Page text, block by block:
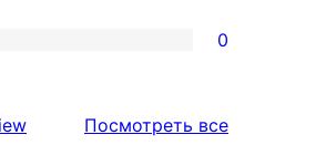
0
Посмотреть всеотзывы